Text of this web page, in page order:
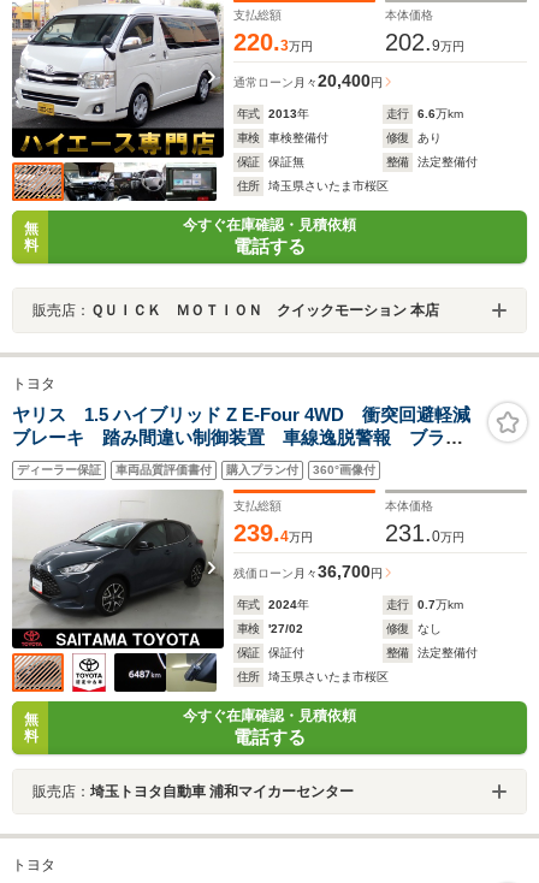
ス 電動格納ミラー
支払総額
220.3万円
本体価格
202.9万円
通常ローン 月々20,400円
年式 2013年 走行 6.6万km
車検
車検整備付 修復
あり
保証
保証無 整備
法定整備付
住所
埼玉県さいたま市桜区
無
料
今すぐ在庫確認・見積依頼
電話する
販売店： ＱＵＩＣＫ ＭＯＴＩＯＮ クイックモーション 本店
トヨタ
ヤリス 1.5 ハイブリッド Z E-Four 4WD 衝突回避軽減
ブレーキ 踏み間違い制御装置 車線逸脱警報 ブライ
ンドスポットモニター パノラミックビューモニター
ディスプレイオーディオ LEDヘッドランプ Bluetooth
オーディオ ドライブレコーダー
ディーラー保証 車両品質評価書付 購入プラン付 360°画像付
支払総額
239.4万円
本体価格
231.0万円
残価ローン 月々36,700円
年式 2024年 走行 0.7万km
車検
'27/02 修復
なし
保証
保証付 整備
法定整備付
住所
埼玉県さいたま市桜区
無
料
今すぐ在庫確認・見積依頼
電話する
販売店： 埼玉トヨタ自動車 浦和マイカーセンター
トヨタ